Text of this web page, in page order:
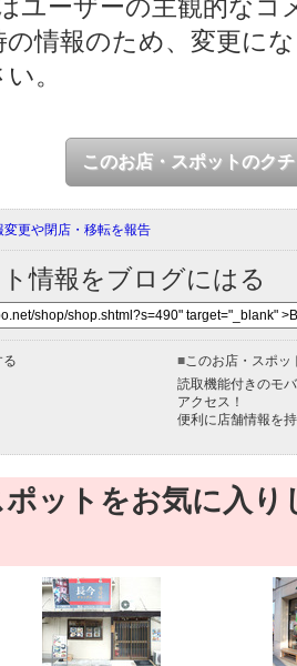
ユーザーの主観的なコ
の情報のため、変更に
。
このお店・スポットのク
更や閉店・移転を報告
情報をブログにはる
る ■このお店・スポッ
読取機能付きのモ
アクセス！
便利に店舗情報を
ットをお気に入